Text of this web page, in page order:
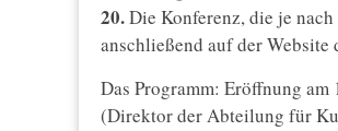
20.Die Konferenz, die je
anschließend auf der
Das Programm: Eröffnung
(Direktor der Abteilung für